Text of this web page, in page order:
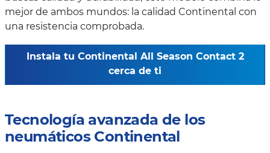
mejor de ambos mundos: la calidad Continental con
una resistencia comprobada.
Instala tu Continental All Season Contact 2
cerca de ti
Tecnología avanzada de los
neumáticos Continental